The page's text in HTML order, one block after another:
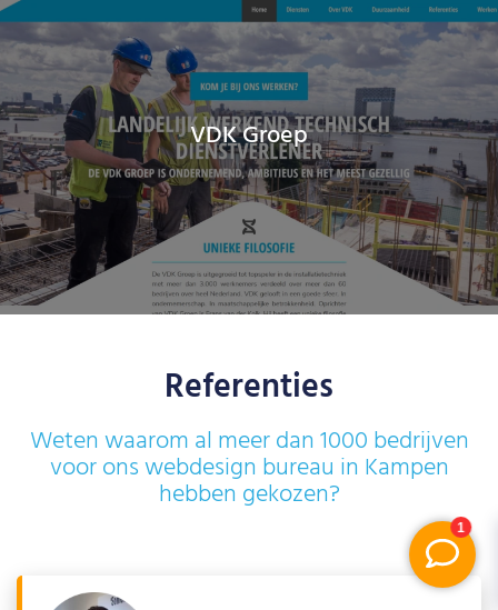
VDK Groep
Referenties
Weten waarom al meer dan 1000 bedrijven
voor ons webdesign bureau in Kampen
hebben gekozen?